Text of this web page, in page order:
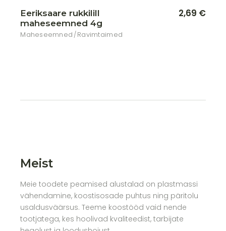
Eeriksaare rukkilill
maheseemned 4g
Maheseemned Ravimtaimed
2,69 €
Meist
Meie toodete peamised alustalad on plastmassi
vähendamine, koostisosade puhtus ning päritolu
usaldusväärsus. Teeme koostööd vaid nende
tootjatega, kes hoolivad kvaliteedist, tarbijate